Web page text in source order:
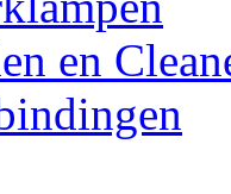
en